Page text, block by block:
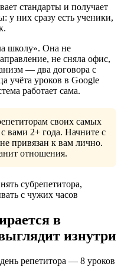
стандарты и получает
у них сразу есть ученики,
школу». Она не
не сняла офис,
— два договора с
учёта уроков в Google
работает сама.
своих самых
вами 2+ года. Начните с
привязан к вам лично.
отношения.
в
изнутри
репетитора — 8 уроков